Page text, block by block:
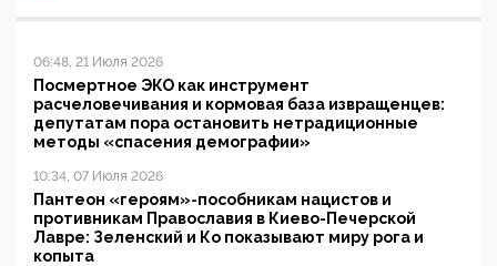
06:48, 21 Июля 2026
Посмертное ЭКО как инструмент
расчеловечивания и кормовая база извращенцев:
депутатам пора остановить нетрадиционные
методы «спасения демографии»
10:34, 07 Июля 2026
Пантеон «героям»-пособникам нацистов и
противникам Православия в Киево-Печерской
Лавре: Зеленский и Ко показывают миру рога и
копыта